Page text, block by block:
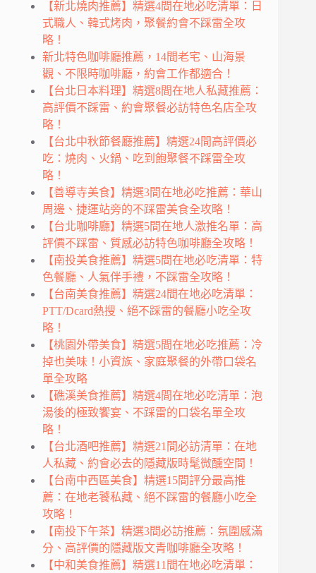
【新北燒肉推薦】精選4間在地必吃清單：日
式職人、韓式烤肉，聚餐約會不踩雷全攻
略！
新北特色咖啡廳推薦，14間老宅、山海景
觀、不限時咖啡廳，約會工作都適合！
【台北日本料理】精選8間在地人私藏推薦：
高評價不踩雷、約會聚餐必訪特色名店全攻
略！
【台北中秋節餐廳推薦】精選24間高評價必
吃：燒肉、火鍋、吃到飽聚餐不踩雷全攻
略！
【善導寺美食】精選3間在地必吃推薦：華山
周邊、捷運站旁的不踩雷美食全攻略！
【台北咖啡廳】精選5間在地人激推名單：高
評價不踩雷、質感必訪特色咖啡廳全攻略！
【南投美食推薦】精選5間在地必吃清單：特
色餐廳、人氣伴手禮，不踩雷全攻略！
【台南美食推薦】精選24間在地必吃清單：
PTT/Dcard熱搜、絕不踩雷的餐廳小吃全攻
略！
【桃園外帶美食】精選5間在地必吃推薦：冷
掉也美味！小資族、家庭聚餐的外帶口袋名
單全攻略
【礁溪美食推薦】精選4間在地必吃清單：泡
湯後的極致饗宴、不踩雷的口袋名單全攻
略！
【台北酒吧推薦】精選21間必訪清單：在地
人私藏、約會必去的隱藏版時髦微醺空間！
【台南中西區美食】精選15間評分最高推
薦：在地老饕私藏、絕不踩雷的餐廳小吃全
攻略！
【南投下午茶】精選3間必訪推薦：氛圍感滿
分、高評價的隱藏版文青咖啡廳全攻略！
【中和美食推薦】精選11間在地必吃清單：